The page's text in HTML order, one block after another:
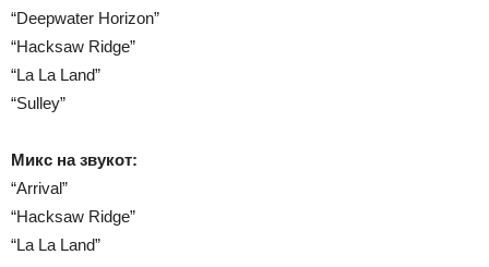
“Deepwater Horizon”
“Hacksaw Ridge”
“La La Land”
“Sulley”
Микс на звукот:
“Arrival”
“Hacksaw Ridge”
“La La Land”